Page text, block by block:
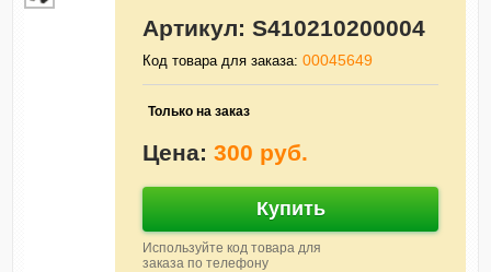
Артикул:S410210200004
Код товара для заказа:00045649
Только на заказ
Цена:300 руб.
Купить
Используйте код товара для
заказа по телефону